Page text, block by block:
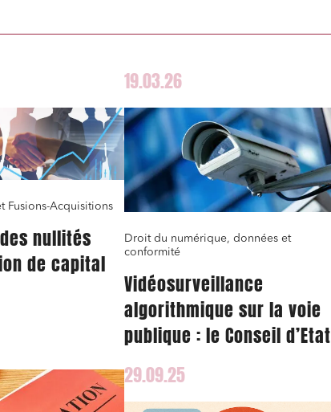
Fusions-Acquisitions
nullités
de capital
19.03.26
Droit du numérique, données et
conformité
Vidéosurveillance
algorithmique sur la voie
publique : le Conseil d’Etat
rappelle le cadre légal
applicable
29.09.25